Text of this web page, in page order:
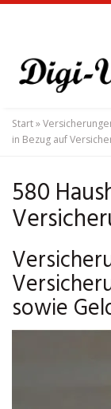
main
content
Start»
in Bezug auf
580
sowie